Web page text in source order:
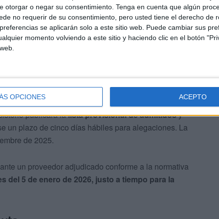
otorgar o negar su consentimiento. Tenga en cuenta que algún
no requerir de su consentimiento, pero usted tiene el derecho de
se aplicarán solo a este sitio web. Puede cambiar sus
momento volviendo a este sitio y haciendo clic en el botón
OPCIONES ACEPTO
del 14 al 21 de noviembre de 2025, ambos
al Registro Municipal, ubicado en la Avenida Virgen de
publicará lalista provisional de admitidosy
un plazo de cinco días hábiles para alegaciones. La
de 2025.
un proveedor adjudicado conforme a la normativa
del 5 de enero de 2026, justo a tiempo para la